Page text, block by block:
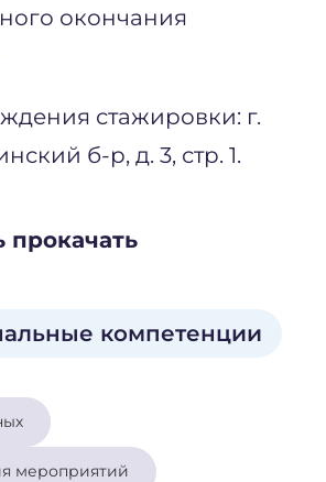
окончания
стажировки: г.
б-р, д. 3, стр. 1.
компетенции
мероприятий